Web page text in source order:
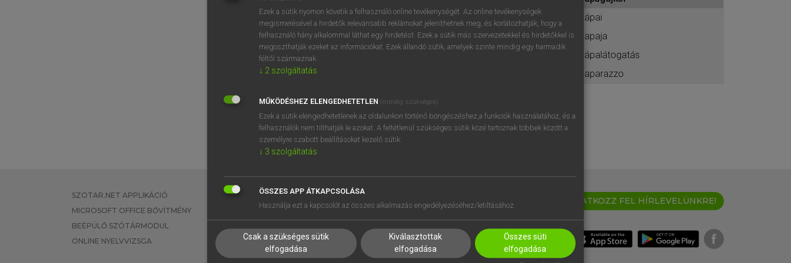
BELÉPÉS
próbaverziójának elindításához
regisztrálok ésbelépek.
REGISZTRÁCIÓ
pápai
papaja
pápalátogatás
paparazzo
SZOTAR.NET APPLIKÁCIÓ
MICROSOFT OFFICE BŐVÍTMÉNY
BEÉPÜLŐ SZÓTÁRMODUL
ONLINE NYELVVIZSGA
EGYÉNI FELHASZNÁLÓKNAK
TANULÓKNAK
VÁLLALATI MEGOLDÁSOK
SÚGÓ
RÓLUNK
SÜTI BEÁLLÍTÁSOK
IRATKOZZ FEL HÍRLEVELÜNKRE!
Ezek a sütik nyomon követik a felhasználó online tevékenységét. Az online tevékenységek
megismerésével a hirdetők relevánsabb reklámokat jeleníthetnek meg, és korlátozhatják, hogy a
felhasználó hány alkalommal láthat egy hirdetést. Ezek a sütik más szervezetekkel és hirdetőkkel is
megoszthatják ezeket az információkat. Ezek állandó sütik, amelyek szinte mindig egy harmadik
féltől származnak.
↓ 2 szolgáltatás
MŰKÖDÉSHEZ ELENGEDHETETLEN (mindig szükséges)
Ezek a sütik elengedhetetlenek az oldalunkon történő böngészéshez,a funkciók használatához, és a
felhasználók nem tilthatják le azokat. A feltétlenül szükséges sütik közé tartoznak többek között a
személyre szabott beállításokat kezelő sütik.
↓ 3 szolgáltatás
ÖSSZES APP ÁTKAPCSOLÁSA
Használja ezt a kapcsolót az összes alkalmazás engedélyezéséhez/letiltásához.
Csak a szükséges sütik
elfogadása
Kiválasztottak
elfogadása
Összes süti
elfogadása